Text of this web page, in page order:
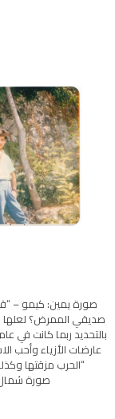
صورة يمين: كيمو –
صديقي الممرض؟ لعلها
عارضات الأزياء وأحب
“الحرب مزقتها
صورة شمال: كميو،